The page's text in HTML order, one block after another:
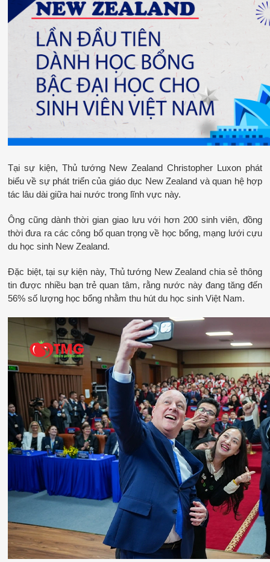
Tại sự kiện, Thủ tướng New Zealand Christopher Luxon phát
biểu về sự phát triển của giáo dục New Zealand và quan hệ hợp
tác lâu dài giữa hai nước trong lĩnh vực này.
Ông cũng dành thời gian giao lưu với hơn 200 sinh viên, đồng
thời đưa ra các công bố quan trọng về học bổng, mạng lưới cựu
du học sinh New Zealand.
Đặc biệt, tại sự kiện này, Thủ tướng New Zealand chia sẻ thông
tin được nhiều bạn trẻ quan tâm, rằng nước này đang tăng đến
56% số lượng học bổng nhằm thu hút du học sinh Việt Nam.